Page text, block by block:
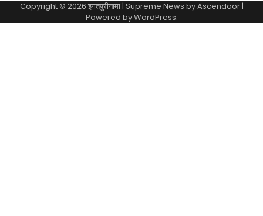
Copyright © 2026 इगतपुरीनामा| Supreme News byAscendoor|
Powered byWordPress.